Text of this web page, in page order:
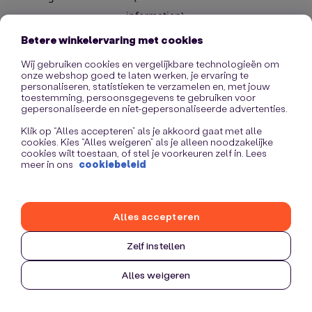
information).
Betere winkelervaring met cookies
Wij gebruiken cookies en vergelijkbare technologieën om
onze webshop goed te laten werken, je ervaring te
personaliseren, statistieken te verzamelen en, met jouw
toestemming, persoonsgegevens te gebruiken voor
gepersonaliseerde en niet-gepersonaliseerde advertenties.
Klik op “Alles accepteren” als je akkoord gaat met alle
cookies. Kies “Alles weigeren” als je alleen noodzakelijke
cookies wilt toestaan, of stel je voorkeuren zelf in. Lees
meer in ons cookiebeleid
Zelf instellen
Alles weigeren
Alles accepteren